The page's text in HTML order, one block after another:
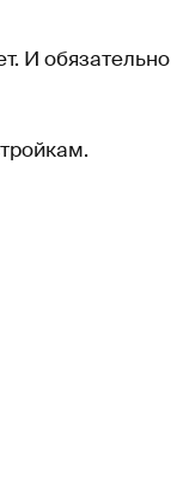
И обязательно